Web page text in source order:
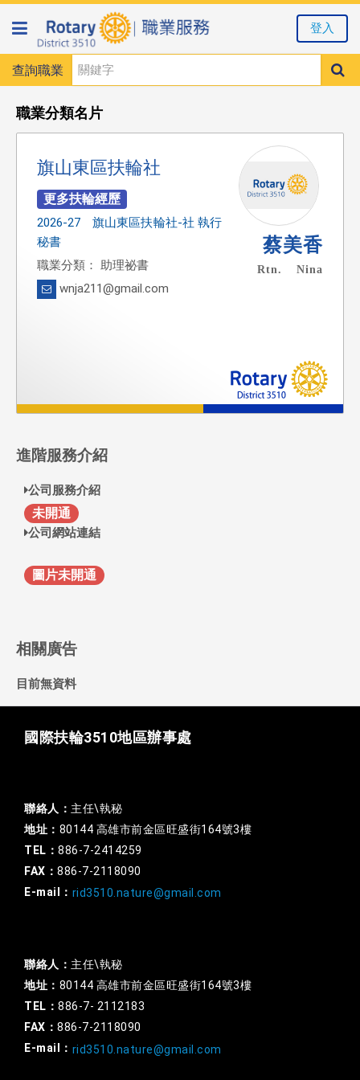
查詢職業
登入
職業分類名片
旗山東區扶輪社
2026-27 旗山東區扶輪社-社 執行
秘書
職業分類： 助理祕書
wnja211@gmail.com
蔡美香
Rtn. Nina
進階服務介紹
公司服務介紹
未開通
公司網站連結
圖片未開通
相關廣告
目前無資料
國際扶輪3510地區辦事處
聯絡人： 主任\執秘
地址： 80144 高雄市前金區旺盛街164號3樓
TEL： 886-7-2414259
FAX： 886-7-2118090
E-mail： rid3510.nature@gmail.com
聯絡人： 主任\執秘
地址： 80144 高雄市前金區旺盛街164號3樓
TEL： 886-7- 2112183
FAX： 886-7-2118090
E-mail： rid3510.nature@gmail.com